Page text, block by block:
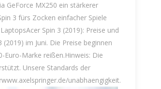
GeForce MX250 ein stärkerer
3 fürs Zocken einfacher Spiele
Spin 3 (2019): Preise und
im Juni. Die Preise beginnen
Marke reißen.Hinweis: Die
Unsere Standards der
unabhaengigkeit.